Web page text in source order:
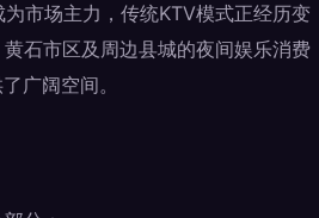
市场主力，传统KTV模式正经历变
石市区及周边县城的夜间娱乐消费
广阔空间。